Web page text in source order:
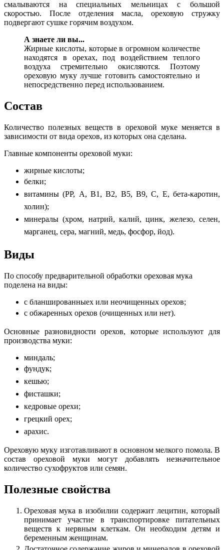
смалываются на специальных мельницах с большой
скоростью. После отделения масла, ореховую стружку
подвергают сушке горячим воздухом.
А знаете ли вы...
Жирные кислоты, которые в огромном количестве
находятся в орехах, под воздействием теплого
воздуха стремительно окисляются. Поэтому
ореховую муку лучше готовить самостоятельно и
непосредственно перед использованием.
Состав
Количество полезных веществ в ореховой муке меняется в
зависимости от вида орехов, из которых она сделана.
Главные компоненты ореховой муки:
жирные кислоты;
белки;
витамины (РР, А, В1, В2, В5, В9, С, Е, бета-каротин,
холин);
минералы (хром, натрий, калий, цинк, железо, селен,
марганец, сера, магний, медь, фосфор, йод).
Виды
По способу предварительной обработки ореховая мука
поделена на виды:
с бланшированныех или неочищенных орехов;
с обжаренных орехов (очищенных или нет).
Основные разновидности орехов, которые используют для
производства муки:
миндаль;
фундук;
кешью;
фисташки;
кедровые орехи;
грецкий орех;
арахис.
Ореховую муку изготавливают в основном мелкого помола. В
состав ореховой муки могут добавлять незначительное
количество сухофруктов или семян.
Полезные свойства
Ореховая мука в изобилии содержит лецитин, который
принимает участие в транспортировке питательных
веществ к нервным клеткам. Он необходим детям и
беременным женщинам.